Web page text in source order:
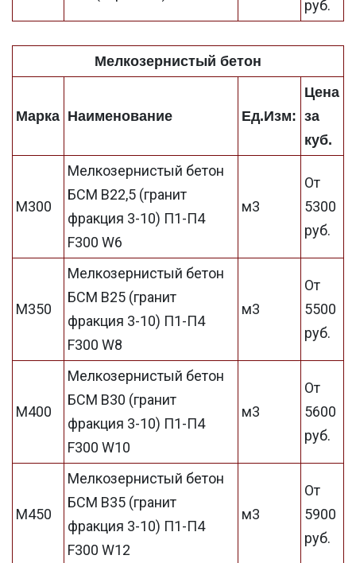
руб.
Мелкозернистый бетон
Марка Наименование Ед.Изм:
Цена
за
куб.
М300
Мелкозернистый бетон
БСМ В22,5 (гранит
фракция 3-10) П1-П4
F300 W6
м3
От
5300
руб.
М350
Мелкозернистый бетон
БСМ В25 (гранит
фракция 3-10) П1-П4
F300 W8
м3
От
5500
руб.
М400
Мелкозернистый бетон
БСМ В30 (гранит
фракция 3-10) П1-П4
F300 W10
м3
От
5600
руб.
М450
Мелкозернистый бетон
БСМ В35 (гранит
фракция 3-10) П1-П4
F300 W12
м3
От
5900
руб.